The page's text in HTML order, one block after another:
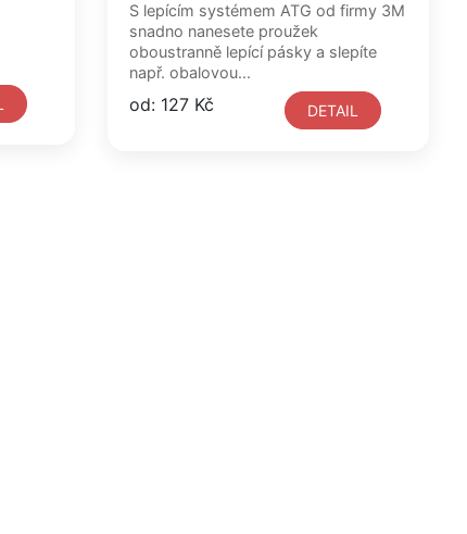
S lepícím systémem ATG od firmy 3M
snadno nanesete proužek
oboustranně lepící pásky a slepíte
např. obalovou...
od: 127 Kč DETAIL